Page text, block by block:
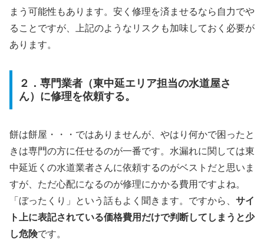
まう可能性もあります。安く修理を済ませるなら自力でや
ることですが、上記のようなリスクも加味しておく必要が
あります。
２．専門業者（東中延エリア担当の水道屋さ
ん）に修理を依頼する。
餅は餅屋・・・ではありませんが、やはり何かで困ったと
きは専門の方に任せるのが一番です。水漏れに関しては東
中延近くの水道業者さんに依頼するのがベストだと思いま
すが、ただ心配になるのが修理にかかる費用ですよね。
「ぼったくり」という話もよく聞きます。ですから、 サイ
ト上に表記されている価格費用だけで判断してしまうと少
し危険です。